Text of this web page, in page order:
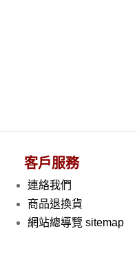
客戶服務
連絡我們
商品退換貨
網站總導覽 sitemap